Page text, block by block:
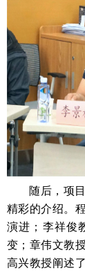
随后，项
精彩的介绍。
演进；李祥俊
变；章伟文教
高兴教授阐述